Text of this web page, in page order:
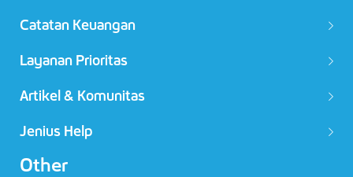
Catatan Keuangan
Layanan Prioritas
Artikel & Komunitas
Jenius Help
Other